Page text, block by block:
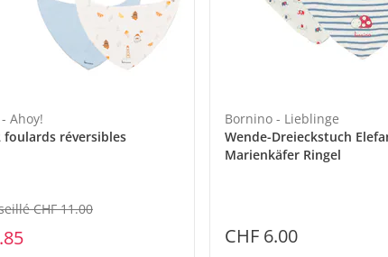
Ahoy!
foulards réversibles
CHF 11.00
Bornino - Lieblinge
Wende-Dreieckstuch
Marienkäfer Ringel
CHF 6.00